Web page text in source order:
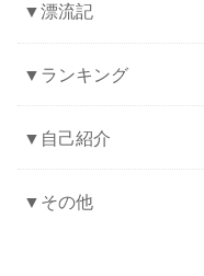
▼漂流記
▼ランキング
▼自己紹介
▼その他